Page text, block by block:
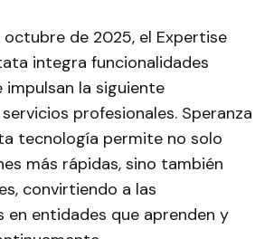
octubre de 2025, el Expertise
integra funcionalidades
impulsan la siguiente
profesionales. Speranza
tecnología permite no solo
más rápidas, sino también
convirtiendo a las
en entidades que aprenden y